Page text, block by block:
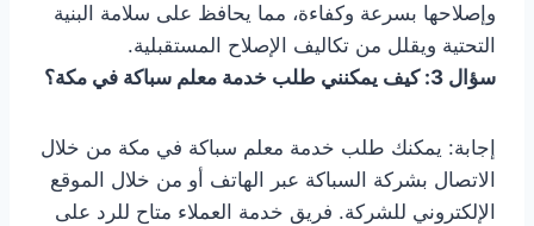
وإصلاحها بسرعة وكفاءة، مما يحافظ على سلامة البنية
التحتية ويقلل من تكاليف الإصلاح المستقبلية.
سؤال 3: كيف يمكنني طلب خدمة معلم سباكة في مكة؟
إجابة: يمكنك طلب خدمة معلم سباكة في مكة من خلال
الاتصال بشركة السباكة عبر الهاتف أو من خلال الموقع
الإلكتروني للشركة. فريق خدمة العملاء متاح للرد على